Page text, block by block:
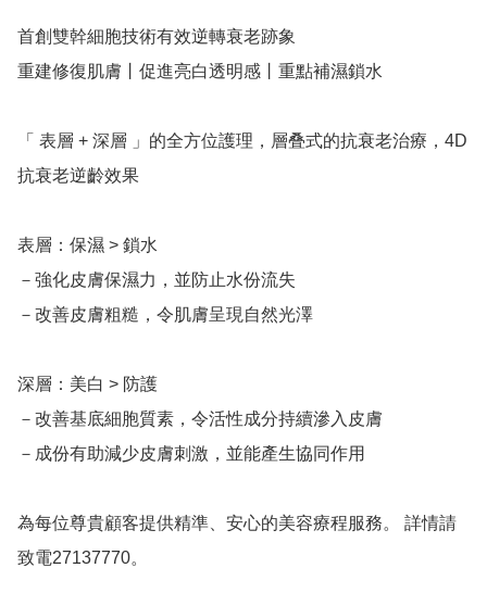
首創雙幹細胞技術有效逆轉衰老跡象
重建修復肌膚丨促進亮白透明感丨重點補濕鎖水
「 表層 + 深層 」的全方位護理，層叠式的抗衰老治療，4D
抗衰老逆齡效果
表層：保濕 > 鎖水
－強化皮膚保濕力，並防止水份流失
－改善皮膚粗糙，令肌膚呈現自然光澤
深層：美白 > 防護
－改善基底細胞質素，令活性成分持續滲入皮膚
－成份有助減少皮膚刺激，並能產生協同作用
為每位尊貴顧客提供精準、安心的美容療程服務。 詳情請
致電27137770。